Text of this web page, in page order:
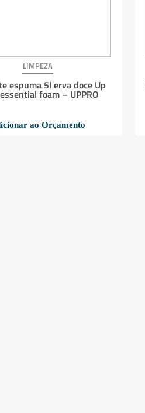
LIMPEZA
espuma 5l erva doce Up
foam – UPPRO
ao Orçamento